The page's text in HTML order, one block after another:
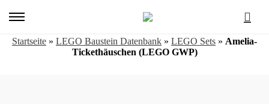
Menu
Startseite » LEGO Baustein Datenbank » LEGO Sets » Amelia-
Tickethäuschen (LEGO GWP)